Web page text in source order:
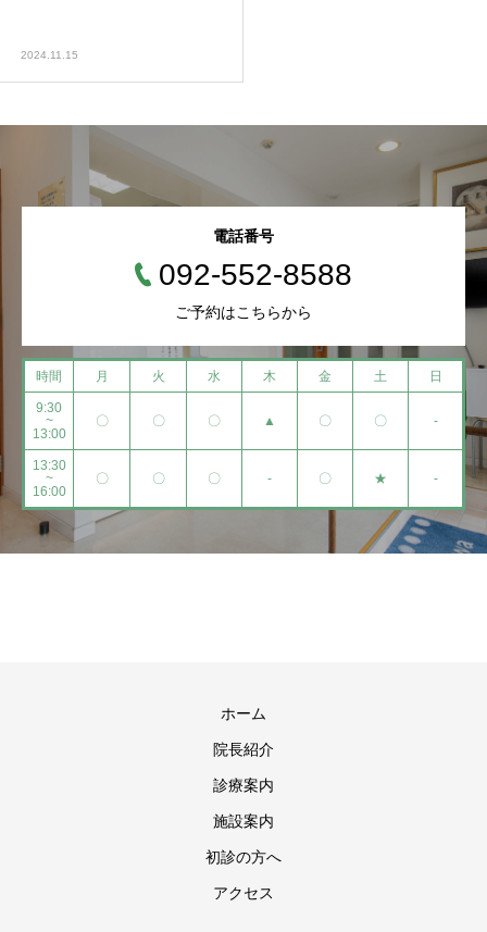
2024.11.15
電話番号
092-552-8588
ご予約はこちらから
時間 月 火 水 木 金 土 日
9:30
~
13:00
〇 〇 〇 ▲ 〇 〇 -
13:30
~
16:00
〇 〇 〇 - 〇 ★ -
ホーム
院長紹介
診療案内
施設案内
初診の方へ
アクセス